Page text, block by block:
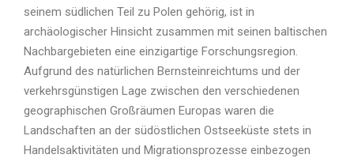
seinem südlichen Teil zu Polen gehörig, ist in
archäologischer Hinsicht zusammen mit seinen baltischen
Nachbargebieten eine einzigartige Forschungsregion.
Aufgrund des natürlichen Bernsteinreichtums und der
verkehrsgünstigen Lage zwischen den verschiedenen
geographischen Großräumen Europas waren die
Landschaften an der südöstlichen Ostseeküste stets in
Handelsaktivitäten und Migrationsprozesse einbezogen